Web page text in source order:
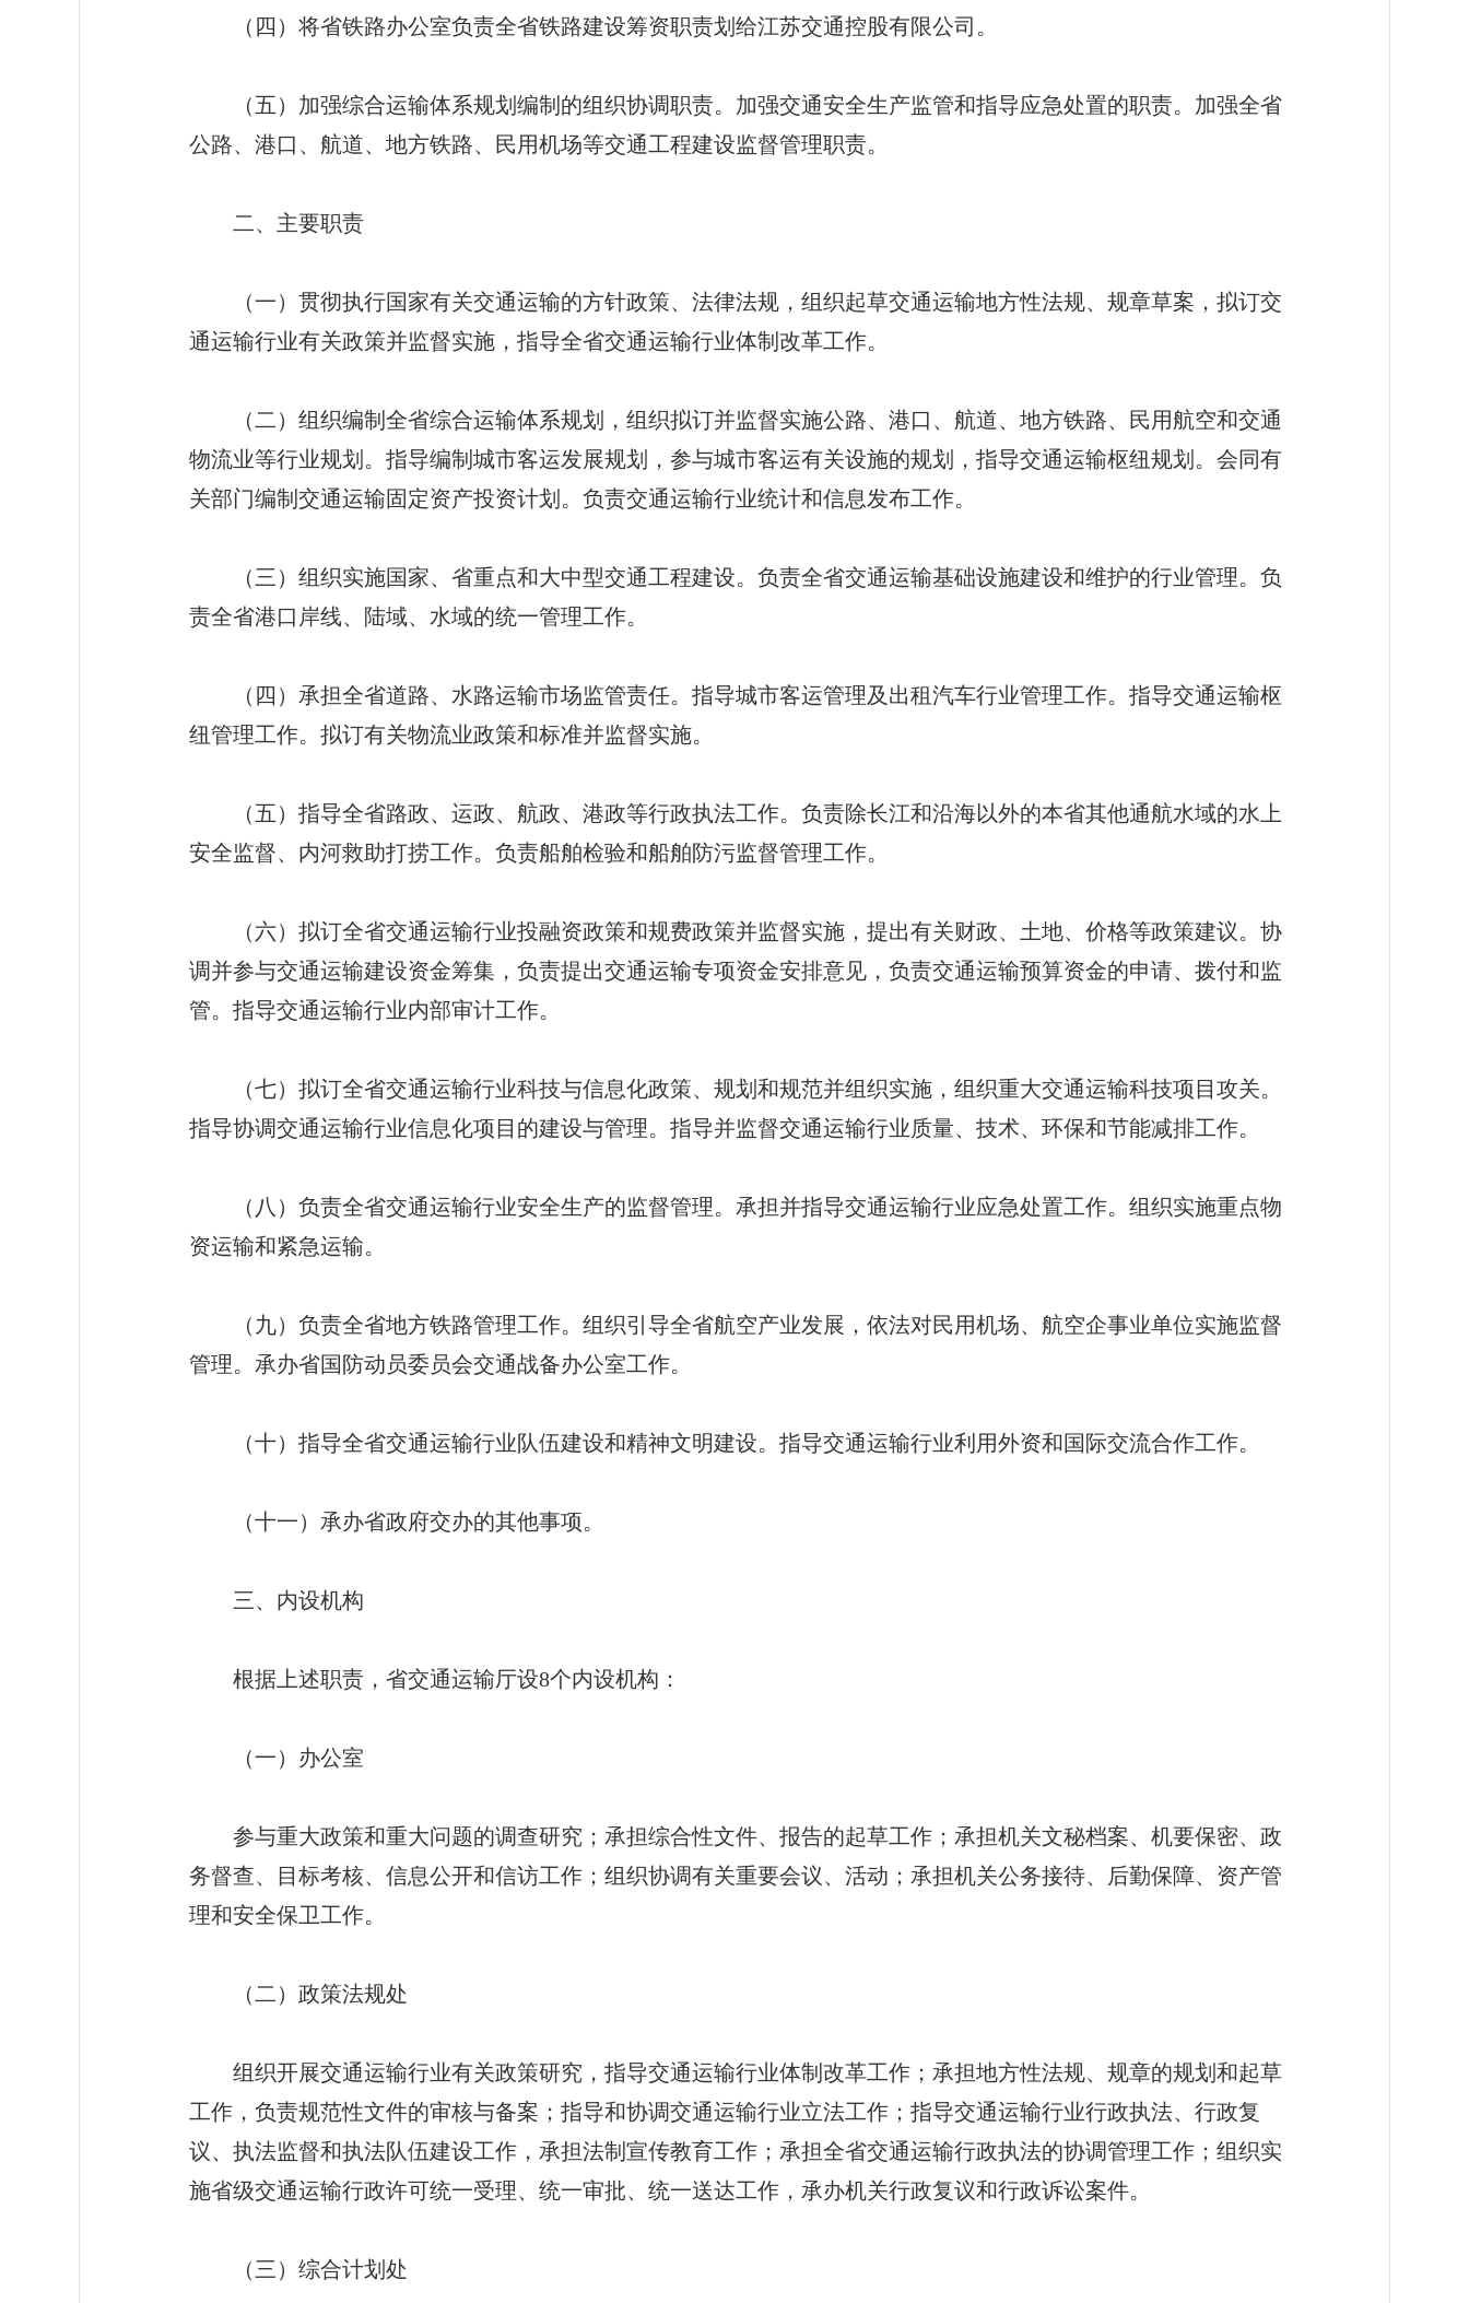
（四）将省铁路办公室负责全省铁路建设筹资职责划给江苏交通控股有限公司。
（五）加强综合运输体系规划编制的组织协调职责。加强交通安全生产监管和指导应急处置的职责。加强全省
公路、港口、航道、地方铁路、民用机场等交通工程建设监督管理职责。
二、主要职责
（一）贯彻执行国家有关交通运输的方针政策、法律法规，组织起草交通运输地方性法规、规章草案，拟订交
通运输行业有关政策并监督实施，指导全省交通运输行业体制改革工作。
（二）组织编制全省综合运输体系规划，组织拟订并监督实施公路、港口、航道、地方铁路、民用航空和交通
物流业等行业规划。指导编制城市客运发展规划，参与城市客运有关设施的规划，指导交通运输枢纽规划。会同有
关部门编制交通运输固定资产投资计划。负责交通运输行业统计和信息发布工作。
（三）组织实施国家、省重点和大中型交通工程建设。负责全省交通运输基础设施建设和维护的行业管理。负
责全省港口岸线、陆域、水域的统一管理工作。
（四）承担全省道路、水路运输市场监管责任。指导城市客运管理及出租汽车行业管理工作。指导交通运输枢
纽管理工作。拟订有关物流业政策和标准并监督实施。
（五）指导全省路政、运政、航政、港政等行政执法工作。负责除长江和沿海以外的本省其他通航水域的水上
安全监督、内河救助打捞工作。负责船舶检验和船舶防污监督管理工作。
（六）拟订全省交通运输行业投融资政策和规费政策并监督实施，提出有关财政、土地、价格等政策建议。协
调并参与交通运输建设资金筹集，负责提出交通运输专项资金安排意见，负责交通运输预算资金的申请、拨付和监
管。指导交通运输行业内部审计工作。
（七）拟订全省交通运输行业科技与信息化政策、规划和规范并组织实施，组织重大交通运输科技项目攻关。
指导协调交通运输行业信息化项目的建设与管理。指导并监督交通运输行业质量、技术、环保和节能减排工作。
（八）负责全省交通运输行业安全生产的监督管理。承担并指导交通运输行业应急处置工作。组织实施重点物
资运输和紧急运输。
（九）负责全省地方铁路管理工作。组织引导全省航空产业发展，依法对民用机场、航空企事业单位实施监督
管理。承办省国防动员委员会交通战备办公室工作。
（十）指导全省交通运输行业队伍建设和精神文明建设。指导交通运输行业利用外资和国际交流合作工作。
（十一）承办省政府交办的其他事项。
三、内设机构
根据上述职责，省交通运输厅设8个内设机构：
（一）办公室
参与重大政策和重大问题的调查研究；承担综合性文件、报告的起草工作；承担机关文秘档案、机要保密、政
务督查、目标考核、信息公开和信访工作；组织协调有关重要会议、活动；承担机关公务接待、后勤保障、资产管
理和安全保卫工作。
（二）政策法规处
组织开展交通运输行业有关政策研究，指导交通运输行业体制改革工作；承担地方性法规、规章的规划和起草
工作，负责规范性文件的审核与备案；指导和协调交通运输行业立法工作；指导交通运输行业行政执法、行政复
议、执法监督和执法队伍建设工作，承担法制宣传教育工作；承担全省交通运输行政执法的协调管理工作；组织实
施省级交通运输行政许可统一受理、统一审批、统一送达工作，承办机关行政复议和行政诉讼案件。
（三）综合计划处